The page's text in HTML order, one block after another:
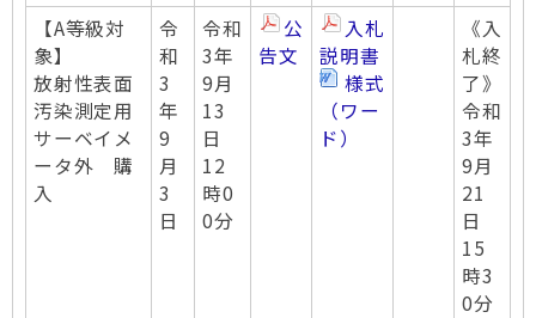
【A等級対
象】
放射性表面
汚染測定用
サーベイメ
ータ外 購
入
令
和
3
年
9
月
3
日
令和
3年
9月
13
日
12
時0
0分
公
告文
入札
説明書
様式
（ワー
ド）
《入
札終
了》
令和
3年
9月
21
日
15
時3
0分